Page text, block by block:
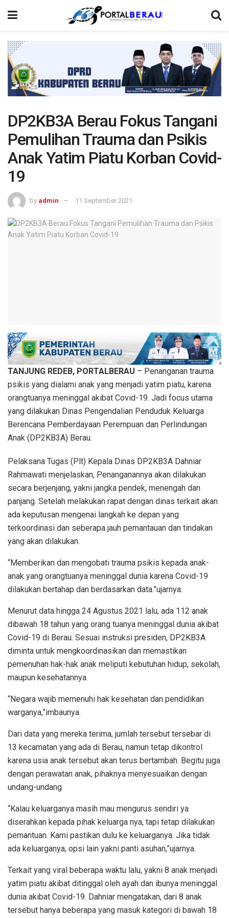
DP2KB3A Berau Fokus Tangani
Pemulihan Trauma dan Psikis
Anak Yatim Piatu Korban Covid-
19
by admin 11 September 2021
TANJUNG REDEB, PORTALBERAU – Penanganan trauma
psikis yang dialami anak yang menjadi yatim piatu, karena
orangtuanya meninggal akibat Covid-19. Jadi focus utama
yang dilakukan Dinas Pengendalian Penduduk Keluarga
Berencana Pemberdayaan Perempuan dan Perlindungan
Anak (DP2KB3A) Berau.
Pelaksana Tugas (Plt) Kepala Dinas DP2KB3A Dahniar
Rahmawati menjelaskan, Penanganannya akan dilakukan
secara berjenjang, yakni jangka pendek, menengah dan
panjang. Setelah melakukan rapat dengan dinas terkait akan
ada keputusan mengenai langkah ke depan yang
terkoordinasi dan seberapa jauh pemantauan dan tindakan
yang akan dilakukan.
“Memberikan dan mengobati trauma psikis kepada anak-
anak yang orangtuanya meninggal dunia karena Covid-19
dilakukan bertahap dan berdasarkan data.”ujarnya.
Menurut data hingga 24 Agustus 2021 lalu, ada 112 anak
dibawah 18 tahun yang orang tuanya meninggal dunia akibat
Covid-19 di Berau. Sesuai instruksi presiden, DP2KB3A
diminta untuk mengkoordinasikan dan memastikan
pemenuhan hak-hak anak meliputi kebutuhan hidup, sekolah,
maupun kesehatannya.
“Negara wajib memenuhi hak kesehatan dan pendidikan
warganya,”imbaunya.
Dari data yang mereka terima, jumlah tersebut tersebar di
13 kecamatan yang ada di Berau, namun tetap dikontrol
karena usia anak tersebut akan terus bertambah. Begitu juga
dengan perawatan anak, pihaknya menyesuaikan dengan
undang-undang.
“Kalau keluarganya masih mau mengurus sendiri ya
diserahkan kepada pihak keluarga nya, tapi tetap dilakukan
pemantuan. Kami pastikan dulu ke keluarganya. Jika tidak
ada keluarganya, opsi lain yakni panti asuhan,”ujarnya.
Terkait yang viral beberapa waktu lalu, yakni 8 anak menjadi
yatim piatu akibat ditinggal oleh ayah dan ibunya meninggal
dunia akibat Covid-19. Dahniar mengatakan, dari 8 anak
tersebut hanya beberapa yang masuk kategori di bawah 18